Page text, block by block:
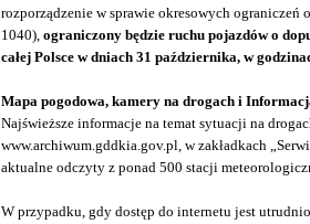
rozporządzenie w sprawie okresowych
1040), ograniczony będzie ruchu pojazdów o
całej Polsce w dniach 31 października, w
Mapa pogodowa, kamery na drogach i
Najświeższe informacje na temat sytuacji na
www.archiwum.gddkia.gov.pl, w zakładkach
aktualne odczyty z ponad 500 stacji
W przypadku, gdy dostęp do internetu jest